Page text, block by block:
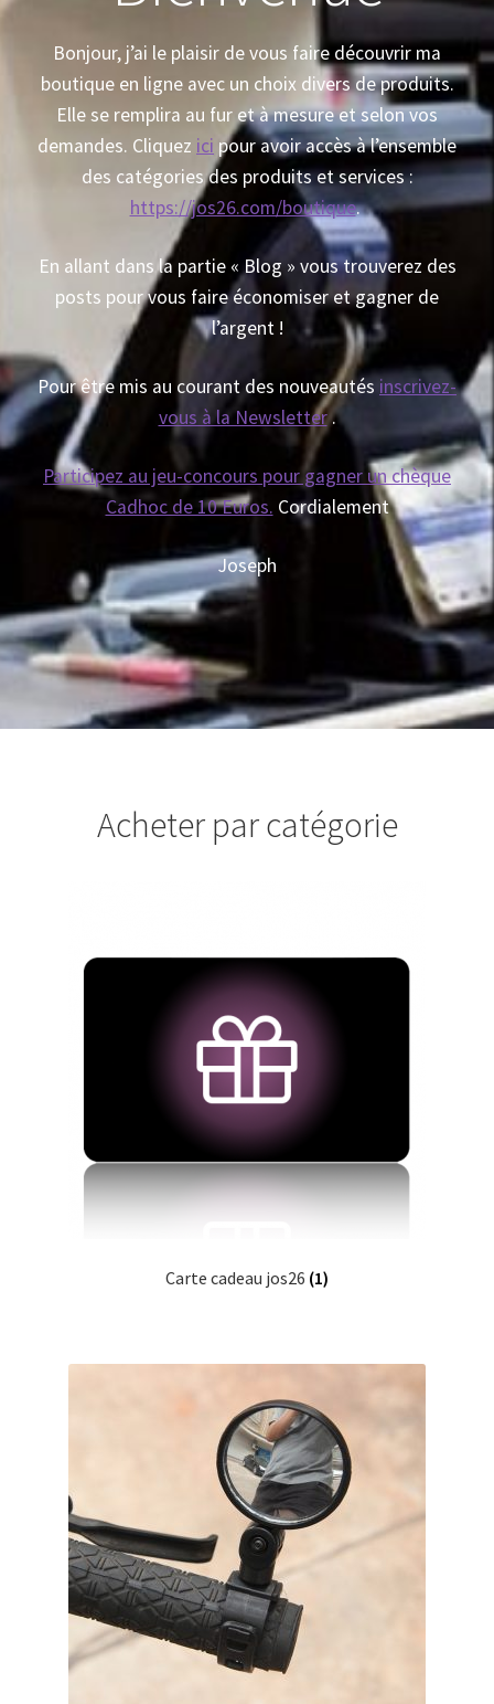
Bonjour, j’ai le plaisir de vous faire découvrir ma
boutique en ligne avec un choix divers de produits.
Elle se remplira au fur et à mesure et selon vos
demandes. Cliquez ici pour avoir accès à l’ensemble
des catégories des produits et services :
https://jos26.com/boutique.
En allant dans la partie « Blog » vous trouverez des
posts pour vous faire économiser et gagner de
l’argent !
Pour être mis au courant des nouveautés inscrivez-
vous à la Newsletter.
Participez au jeu-concours pour gagner un chèque
Cadhoc de 10 Euros. Cordialement
Joseph
Acheter par catégorie
Carte cadeau jos26 (1)